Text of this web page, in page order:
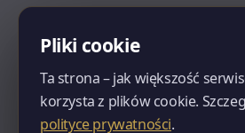
mokrą dłonią. Ozdobne, drobne,
wymagają precyzji palców, w
ale praktyka, która oszczędza
Próg czy bez progu – kontekst
Pliki cookie
Ta strona – jak większość
korzysta z plików cookie.
polityce prywatności.